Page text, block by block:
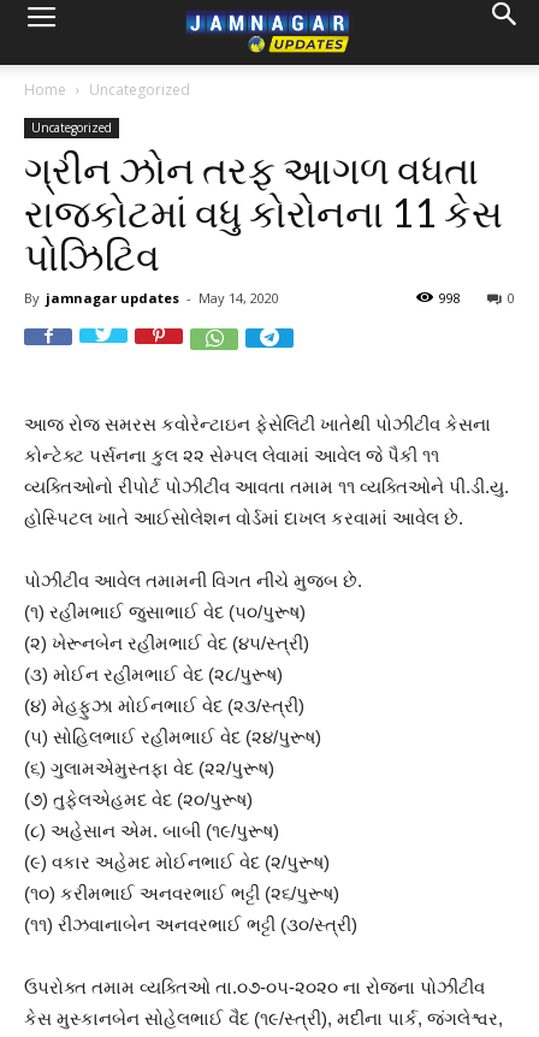
Home Uncategorized
Uncategorized
ગ્રીન ઝોન તરફ આગળ વધતા
રાજકોટમાં વધુ કોરોનના 11 કેસ
પોઝિટિવ
By jamnagar updates - May 14, 2020 0
998
આજ રોજ સમરસ કવોરેન્ટાઇન ફેસેલિટી ખાતેથી પોઝીટીવ કેસના
કોન્ટેક્ટ પર્સનના કુલ ૨૨ સેમ્પલ લેવામાં આવેલ જે પૈકી ૧૧
વ્યક્તિઓનો રીપોર્ટ પોઝીટીવ આવતા તમામ ૧૧ વ્યક્તિઓને પી.ડી.યુ.
હોસ્પિટલ ખાતે આઈસોલેશન વોર્ડમાં દાખલ કરવામાં આવેલ છે.
પોઝીટીવ આવેલ તમામની વિગત નીચે મુજબ છે.
(૧) રહીમભાઈ જુસાભાઈ વેદ (૫૦/પુરૂષ)
(૨) ખેરૂનબેન રહીમભાઈ વેદ (૪૫/સ્ત્રી)
(૩) મોઈન રહીમભાઈ વેદ (૨૮/પુરૂષ)
(૪) મેહફુઝા મોઈનભાઈ વેદ (૨૩/સ્ત્રી)
(૫) સોહિલભાઈ રહીમભાઈ વેદ (૨૪/પુરૂષ)
(૬) ગુલામએમુસ્તફા વેદ (૨૨/પુરૂષ)
(૭) તુફેલએહમદ વેદ (૨૦/પુરૂષ)
(૮) અહેસાન એમ. બાબી (૧૯/પુરૂષ)
(૯) વકાર અહેમદ મોઈનભાઈ વેદ (૨/પુરૂષ)
(૧૦) કરીમભાઈ અનવરભાઈ ભટ્ટી (૨૬/પુરૂષ)
(૧૧) રીઝવાનાબેન અનવરભાઈ ભટ્ટી (૩૦/સ્ત્રી)
ઉપરોક્ત તમામ વ્યક્તિઓ તા.૦૭-૦૫-૨૦૨૦ ના રોજના પોઝીટીવ
કેસ મુસ્કાનબેન સોહેલભાઈ વૈદ (૧૯/સ્ત્રી), મદીના પાર્ક, જંગલેશ્વર,